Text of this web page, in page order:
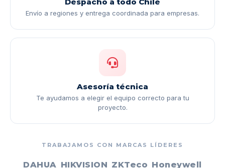
Envío a regiones y entrega coordinada para empresas.
Asesoría técnica
Te ayudamos a elegir el equipo correcto para tu
proyecto.
TRABAJAMOS CON MARCAS LÍDERES
DAHUA HIKVISION ZKTeco Honeywell